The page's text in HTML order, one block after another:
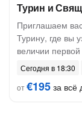
Турин и
Приглашаем
Турину, где вы
величии
Сегодня в 18:30
от€195 за всё